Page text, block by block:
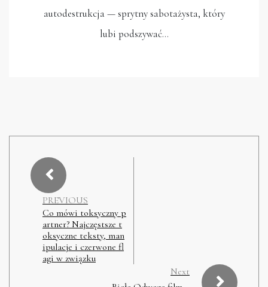
autodestrukcja — sprytny sabotażysta, który
lubi podszywać…
PREVIOUS
Co mówi toksyczny p
artner? Najczęstsze t
oksyczne teksty, man
ipulacje i czerwone fl
agi w związku
Next